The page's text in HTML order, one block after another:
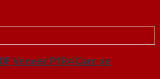
Veneer P1R4 Cam xe